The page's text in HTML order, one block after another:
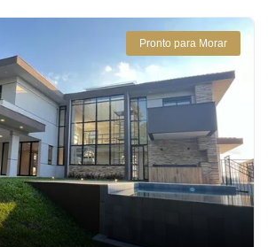
Pronto para Morar